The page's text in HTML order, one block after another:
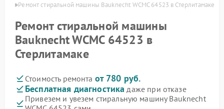
Ремонт стиральной машины Bauknecht WCMC 64523 в Стерлитамаке
Ремонт стиральной машины
Bauknecht WCMC 64523 в
Стерлитамаке
Стоимость ремонта от 780 руб.
Бесплатная диагностика даже при отказе
Привезем и увезем стиральную машину Bauknecht